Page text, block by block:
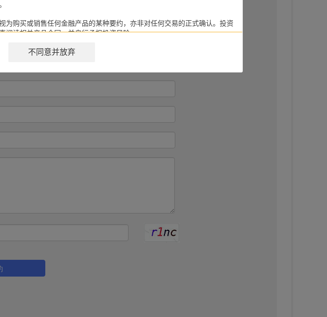
购买或销售任何金融产品的某种要约，亦非对任何交易的正式确认。投资
阅读相关产品合同，并自行承担投资风险。
有。 不同意并放弃